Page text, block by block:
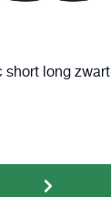
short long zwart